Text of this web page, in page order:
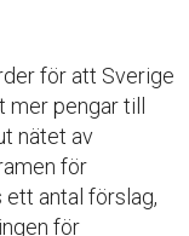
för att Sverige
pengar till
nätet av
för
antal förslag,
för